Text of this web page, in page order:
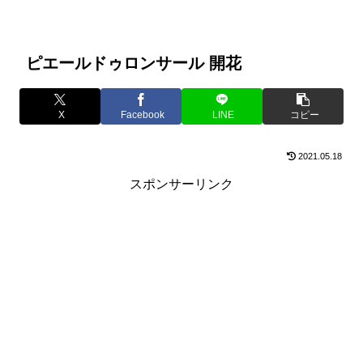
ピエールドゥロンサール 開花
X Facebook LINE コピー
2021.05.18
スポンサーリンク